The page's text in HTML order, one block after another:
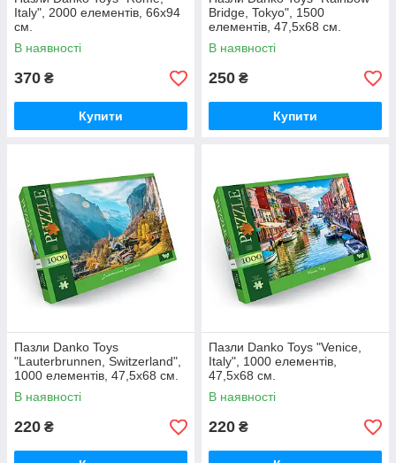
Italy", 2000 елементів, 66x94
см.
В наявності
370 ₴
Купити
Bridge, Tokyo", 1500
елементів, 47,5x68 см.
В наявності
250 ₴
Купити
Пазли Danko Toys
"Lauterbrunnen, Switzerland",
1000 елементів, 47,5x68 см.
В наявності
220 ₴
Пазли Danko Toys "Venice,
Italy", 1000 елементів,
47,5x68 см.
В наявності
220 ₴